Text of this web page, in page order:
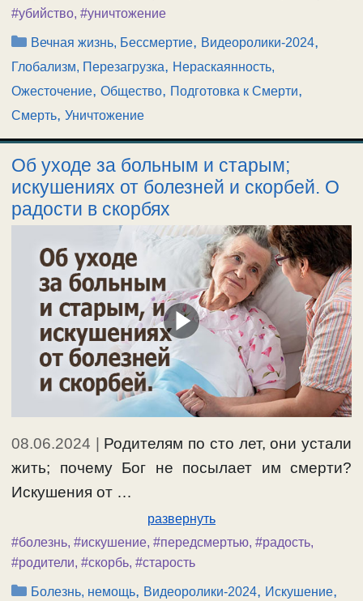
#убийство, #уничтожение
Рубрики
Вечная жизнь, Бессмертие, Видеоролики-2024,
Глобализм, Перезагрузка, Нераскаянность,
Ожесточение, Общество, Подготовка к Смерти,
Смерть, Уничтожение
Об уходе за больным и старым;
искушениях от болезней и скорбей. О
радости в скорбях
08.06.2024
Родителям по сто лет, они устали
жить; почему Бог не посылает им смерти?
Искушения от …
развернуть
#болезнь, #искушение, #передсмертью, #радость,
#родители, #скорбь, #старость
Рубрики
Болезнь, немощь, Видеоролики-2024, Искушение,